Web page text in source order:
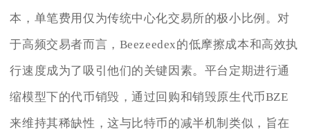
本，单笔费用仅为传统中心化交易所的极小比例。对
于高频交易者而言，Beezeedex的低摩擦成本和高效执
行速度成为了吸引他们的关键因素。平台定期进行通
缩模型下的代币销毁，通过回购和销毁原生代币BZE
来维持其稀缺性，这与比特币的减半机制类似，旨在